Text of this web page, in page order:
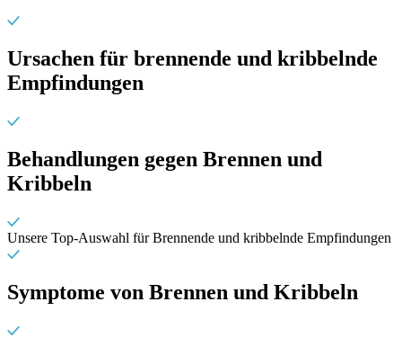
Ursachen für brennende und kribbelnde
Empfindungen
Behandlungen gegen Brennen und
Kribbeln
Unsere Top-Auswahl für Brennende und kribbelnde Empfindungen
Symptome von Brennen und Kribbeln